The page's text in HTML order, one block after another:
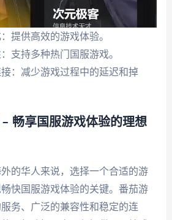
提供高效的游戏体验。
支持多种热门国服游戏。
：减少游戏过程中的延迟和掉
畅享国服游戏体验的理想
的华人来说，选择一个合适的游
快国服游戏体验的关键。番茄游
务、广泛的兼容性和稳定的连